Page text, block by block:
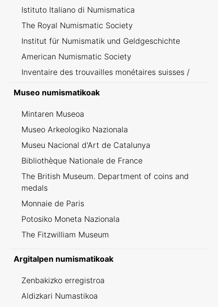
Istituto Italiano di Numismatica
The Royal Numismatic Society
Institut für Numismatik und Geldgeschichte
American Numismatic Society
Inventaire des trouvailles monétaires suisses /
Museo numismatikoak
Mintaren Museoa
Museo Arkeologiko Nazionala
Museu Nacional d'Art de Catalunya
Bibliothèque Nationale de France
The British Museum. Department of coins and
medals
Monnaie de Paris
Potosiko Moneta Nazionala
The Fitzwilliam Museum
Argitalpen numismatikoak
Zenbakizko erregistroa
Aldizkari Numastikoa